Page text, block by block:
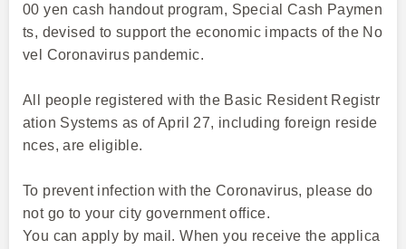
00 yen cash handout program, Special Cash Paymen
ts, devised to support the economic impacts of the No
vel Coronavirus pandemic.
All people registered with the Basic Resident Registr
ation Systems as of April 27, including foreign reside
nces, are eligible.
To prevent infection with the Coronavirus, please do
not go to your city government office.
You can apply by mail. When you receive the applica